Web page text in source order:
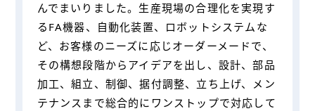
んでまいりました。生産現場の合理化を実現す
るFA機器、自動化装置、ロボットシステムな
ど、お客様のニーズに応じオーダーメードで、
その構想段階からアイデアを出し、設計、部品
加工、組立、制御、据付調整、立ち上げ、メン
テナンスまで総合的にワンストップで対応して